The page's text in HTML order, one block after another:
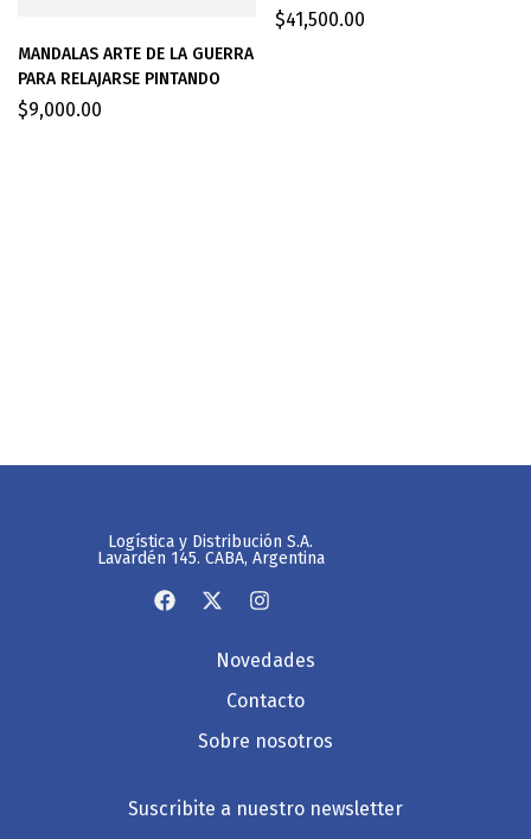
MANDALAS ARTE DE LA GUERRA
PARA RELAJARSE PINTANDO
$9,000.00
$41,500.00
Logística y Distribución S.A.
Lavardén 145. CABA, Argentina
Novedades
Contacto
Sobre nosotros
Suscribite a nuestro newsletter